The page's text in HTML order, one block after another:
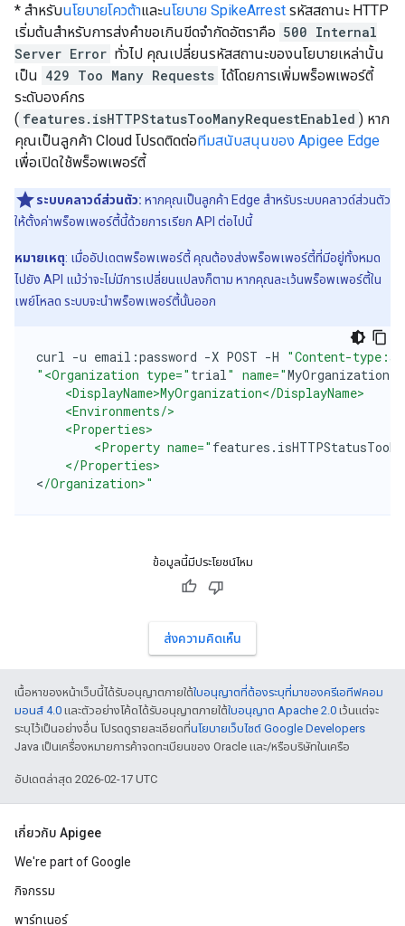
* สำหรับนโยบายโควต้าและนโยบาย SpikeArrest รหัสสถานะ HTTP
เริ่มต้นสำหรับการส่งคำขอเกินขีดจำกัดอัตราคือ 500 Internal
Server Error ทั่วไป คุณเปลี่ยนรหัสสถานะของนโยบายเหล่านั้น
เป็น 429 Too Many Requests ได้โดยการเพิ่มพร็อพเพอร์ตี้
ระดับองค์กร
( features.isHTTPStatusTooManyRequestEnabled ) หาก
คุณเป็นลูกค้า Cloud โปรดติดต่อทีมสนับสนุนของ Apigee Edge
เพื่อเปิดใช้พร็อพเพอร์ตี้
ระบบคลาวด์ส่วนตัว: หากคุณเป็นลูกค้า Edge สำหรับระบบคลาวด์ส่วนตัว
ให้ตั้งค่าพร็อพเพอร์ตี้นี้ด้วยการเรียก API ต่อไปนี้
หมายเหตุ: เมื่ออัปเดตพร็อพเพอร์ตี้ คุณต้องส่งพร็อพเพอร์ตี้ที่มีอยู่ทั้งหมด
ไปยัง API แม้ว่าจะไม่มีการเปลี่ยนแปลงก็ตาม หากคุณละเว้นพร็อพเพอร์ตี้ใน
เพย์โหลด ระบบจะนำพร็อพเพอร์ตี้นั้นออก
curl -u email :password -X POST -H "Content-
"<Organization type=" trial" name="MyOrganization
    <DisplayName>MyOrganization</DisplayName>
    <Environments/>
    <Properties>
        <Property name="
features .
    </Properties>
</Organization>"
ข้อมูลนี้มีประโยชน์ไหม
ส่งความคิดเห็น
เนื้อหาของหน้าเว็บนี้ได้รับอนุญาตภายใต้ใบอนุญาตที่ต้องระบุที่มาของครีเอทีฟคอม
มอนส์ 4.0 และตัวอย่างโค้ดได้รับอนุญาตภายใต้ใบอนุญาต Apache 2.0 เว้นแต่จะ
ระบุไว้เป็นอย่างอื่น โปรดดูรายละเอียดที่นโยบายเว็บไซต์ Google Developers
Java เป็นเครื่องหมายการค้าจดทะเบียนของ Oracle และ/หรือบริษัทในเครือ
อัปเดตล่าสุด 2026-02-17 UTC
เกี่ยวกับ Apigee
We're part of Google
กิจกรรม
พาร์ทเนอร์